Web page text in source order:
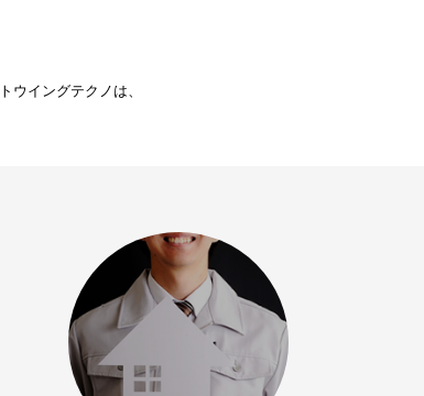
ウイングテクノは、